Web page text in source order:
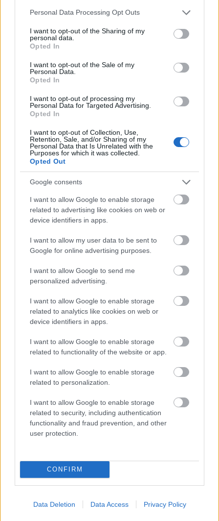
Please note that this website/app uses one or more Google
not limited to your visit or usage behaviour. You may click to
grant or deny consent to Google and its third-party tags to
use your data for below specified purposes in below Google
consent section.
Personal Data Processing Opt Outs
I want to opt-out of the Sharing of my
personal data.
Opted In
I want to opt-out of the Sale of my
Personal Data.
Opted In
I want to opt-out of processing my
Personal Data for Targeted Advertising.
Opted In
I want to opt-out of Collection, Use,
Retention, Sale, and/or Sharing of my
Personal Data that Is Unrelated with the
Purposes for which it was collected.
Opted Out
Google consents
I want to allow Google to enable storage
related to advertising like cookies on web or
device identifiers in apps.
I want to allow my user data to be sent to
Google for online advertising purposes.
I want to allow Google to send me
personalized advertising.
I want to allow Google to enable storage
related to analytics like cookies on web or
device identifiers in apps.
I want to allow Google to enable storage
related to functionality of the website or app.
I want to allow Google to enable storage
related to personalization.
I want to allow Google to enable storage
related to security, including authentication
functionality and fraud prevention, and other
user protection.
CONFIRM
Data Deletion Data Access Privacy Policy
Hódmezővásárhely iskolaépítés FERROÉP Zrt.
Másfélszeresére bővítik Hódmezővásárhely jó hírű
református iskoláját
A Szőnyi Benjámin Általános Iskola fejlesztését a FERROÉP
kivitelezheti; a munkák csaknem egy évig tartanak majd.
Flórián téri felüljárón
Paks II.: Mit jelent az 5. blokk új
árnyékában?
Elkészült a Liszt Ferenc repülőtér
közelében lévő logisztikai bázis út- és
közműhálózatának fejlesztése
Egyetlen, fél évszázados vezetéken
múlt Bicske vízellátása